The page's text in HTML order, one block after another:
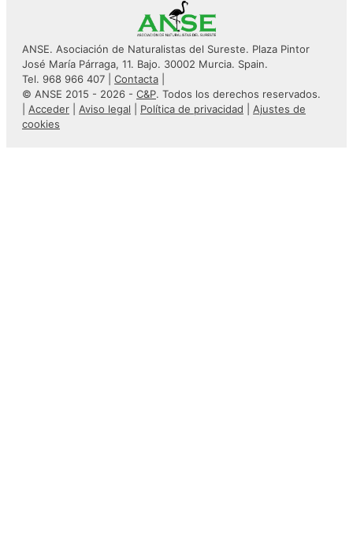
ANSE. Asociación de Naturalistas del Sureste. Plaza Pintor
José María Párraga, 11. Bajo. 30002 Murcia. Spain.
Tel. 968 966 407 | Contacta
© ANSE 2015 - 2026 - C&P. Todos los derechos reservados.
Acceder Aviso legal Política de privacidad
Ajustes de
cookies